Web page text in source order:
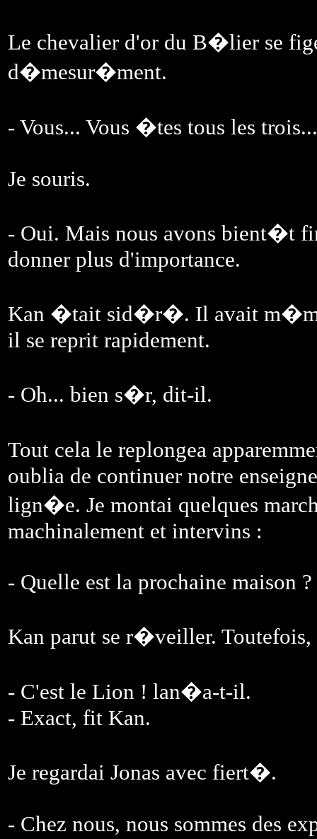
Le chevalier d'or du B�lier se
d�mesur�ment.
- Vous... Vous �tes tous les
Je souris.
- Oui. Mais nous avons bient�t
donner plus d'importance.
Kan �tait sid�r�. Il avait m�me
il se reprit rapidement.
- Oh... bien s�r, dit-il.
Tout cela le replongea
oublia de continuer notre
lign�e. Je montai quelques
machinalement et intervins :
- Quelle est la prochaine maison ?
Kan parut se r�veiller.
- C'est le Lion ! lan�a-t-il.
- Exact, fit Kan.
Je regardai Jonas avec fiert�.
- Chez nous, nous sommes des